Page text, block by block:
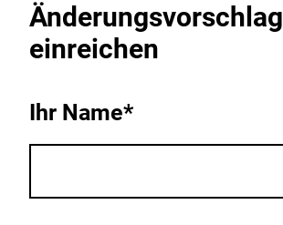
Änderungsvorschlag
einreichen
Ihr Name*